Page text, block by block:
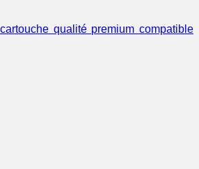
qualité premium compatible